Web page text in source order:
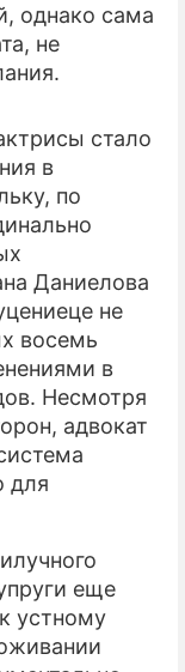
однако сама
не
стало
в
по
Даниелова
не
восемь
в
Несмотря
адвокат
для
еще
устному